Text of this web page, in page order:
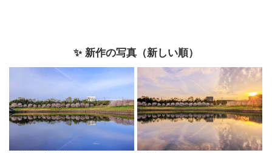
✨ 新作の写真（新しい順）